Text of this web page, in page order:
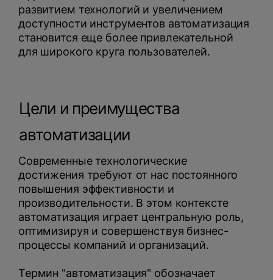
развитием технологий и увеличением
доступности инструментов автоматизация
становится еще более привлекательной
для широкого круга пользователей.
Цели и преимущества
автоматизации
Современные технологические
достижения требуют от нас постоянного
повышения эффективности и
производительности. В этом контексте
автоматизация играет центральную роль,
оптимизируя и совершенствуя бизнес-
процессы компаний и организаций.
Термин "автоматизация" обозначает